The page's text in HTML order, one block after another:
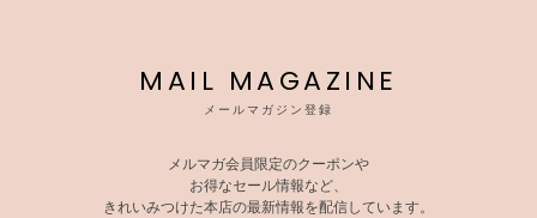
MAIL MAGAZINE
メールマガジン登録
メルマガ会員限定のクーポンや
お得なセール情報など、
きれいみつけた本店の最新情報を配信しています。